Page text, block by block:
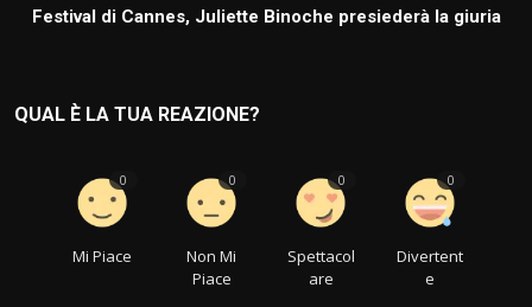
Festival di Cannes, Juliette Binoche presiederà la giuria
QUAL È LA TUA REAZIONE?
Mi Piace
0
Non Mi
Piace
0
Spettacol
are
0
Divertent
e
0